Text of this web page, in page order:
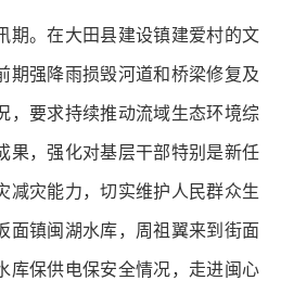
。在大田县建设镇建爱村的文
期强降雨损毁河道和桥梁修复及
，要求持续推动流域生态环境综
果，强化对基层干部特别是新任
减灾能力，切实维护人民群众生
面镇闽湖水库，周祖翼来到街面
库保供电保安全情况，走进闽心